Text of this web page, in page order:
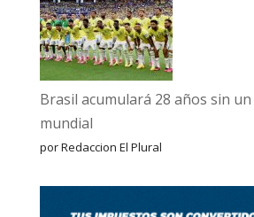
Brasil acumulará 28 años sin
mundial
por Redaccion El Plural